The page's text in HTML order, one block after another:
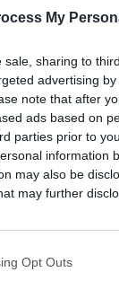
My
sale, sharing to
advertising
note that after
ads based on
parties prior to
information
may also be
may further
Opt Outs
pour les
démente »,
Monde-du-
Which color do
this graph
Now at
@IATA